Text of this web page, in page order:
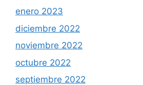
enero 2023
diciembre 2022
noviembre 2022
octubre 2022
septiembre 2022